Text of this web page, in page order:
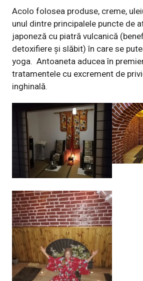
Acolo folosea produse, creme,
unul dintre principalele puncte de
japoneză cu piatră vulcanică
detoxifiere și slăbit) în care se
yoga. Antoaneta aducea în
tratamentele cu excrement de
inghinală.